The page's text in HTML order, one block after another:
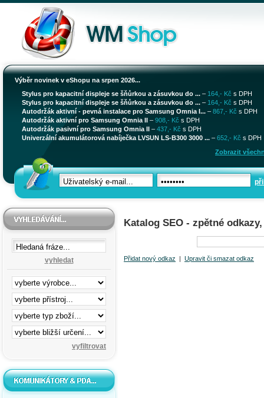
Výběr novinek v eShopu na srpen 2026...
Stylus pro kapacitní displeje se šňůrkou a zásuvkou do ... – 164,- Kč s DPH
Stylus pro kapacitní displeje se šňůrkou a zásuvkou do ... – 164,- Kč s DPH
Autodržák aktivní - pevná instalace pro Samsung Omnia I... – 867,- Kč s DPH
Autodržák aktivní pro Samsung Omnia II – 908,- Kč s DPH
Autodržák pasivní pro Samsung Omnia II – 437,- Kč s DPH
Univerzální akumulátorová nabíječka LVSUN LS-B300 3000 ... – 652,- Kč s DPH
Zobrazit
vyhledat
Katalog SEO - zpětné
Přidat nový odkaz Upravit či smazat odkaz